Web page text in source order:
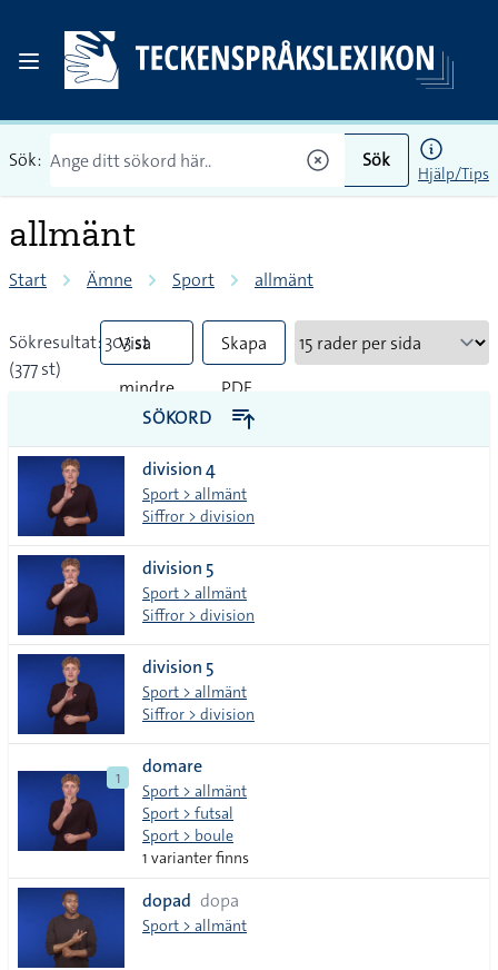
Sök: Sök
Hjälp/Tips
allmänt
Start Ämne Sport allmänt
Sökresultat: 303 st
(377 st)
Visa
mindre
tecken
Skapa
PDF
SÖKORD
division 4
Sport > allmänt
Siffror > division
division 5
Sport > allmänt
Siffror > division
division 5
Sport > allmänt
Siffror > division
1 domare
Sport > allmänt
Sport > futsal
Sport > boule
1 varianter finns
dopad dopa
Sport > allmänt